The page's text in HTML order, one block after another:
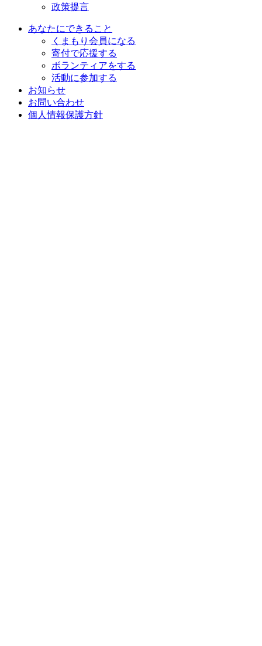
政策提言
あなたにできること
くまもり会員になる
寄付で応援する
ボランティアをする
活動に参加する
お知らせ
お問い合わせ
個人情報保護方針